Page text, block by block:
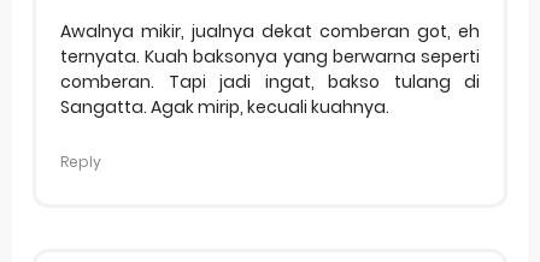
Awalnya mikir, jualnya dekat comberan got, eh
ternyata. Kuah baksonya yang berwarna seperti
comberan. Tapi jadi ingat, bakso tulang di
Sangatta. Agak mirip, kecuali kuahnya.
Reply